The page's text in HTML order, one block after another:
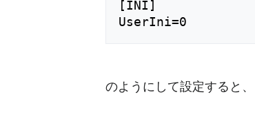
[INI]
のようにして設定すると